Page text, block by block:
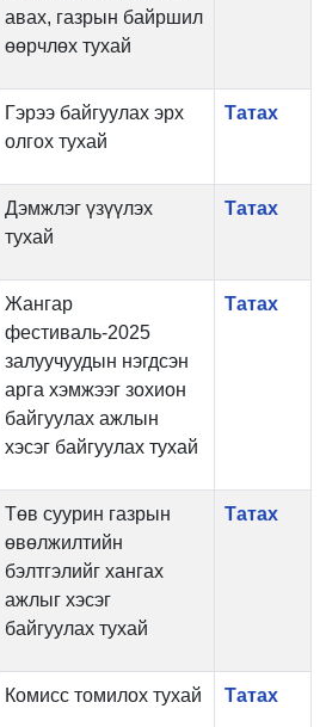
авах, газрын байршил
өөрчлөх тухай
Гэрээ байгуулах эрх
олгох тухай
Татах
Дэмжлэг үзүүлэх
тухай
Татах
Жангар
фестиваль-2025
залуучуудын нэгдсэн
арга хэмжээг зохион
байгуулах ажлын
хэсэг байгуулах тухай
Татах
Төв суурин газрын
өвөлжилтийн
бэлтгэлийг хангах
ажлыг хэсэг
байгуулах тухай
Татах
Комисс томилох тухай Татах